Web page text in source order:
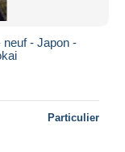
neuf - Japon -
Particulier